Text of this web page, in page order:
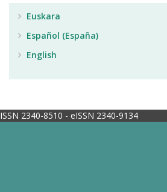
Euskara
Español (España)
English
ISSN 2340-8510 - eISSN 2340-9134